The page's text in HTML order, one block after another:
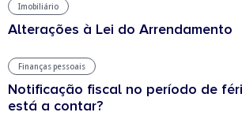
Imobiliário
Alterações à Lei do Arrendamento
Finanças pessoais
Notificação fiscal no período de
está a contar?